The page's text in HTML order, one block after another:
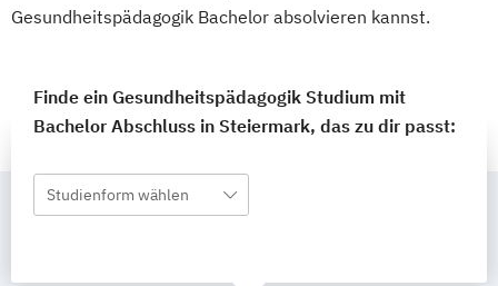
Gesundheitspädagogik Bachelor absolvieren kannst.
Finde ein Gesundheitspädagogik Studium mit
Bachelor Abschluss in Steiermark, das zu dir passt:
Studienform wählen